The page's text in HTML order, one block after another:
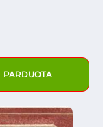
PARDUOTA